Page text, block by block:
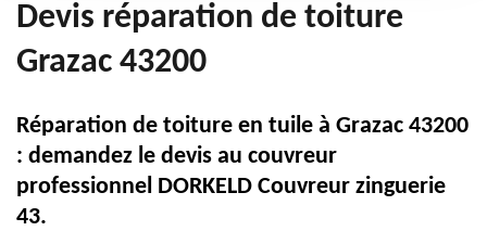
Devis réparation de toiture
Grazac 43200
Réparation de toiture en tuile à Grazac 43200
: demandez le devis au couvreur
professionnel DORKELD Couvreur zinguerie
43.